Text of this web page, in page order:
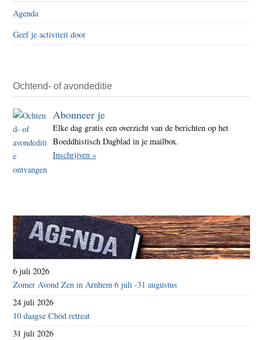
Agenda
Geef je activiteit door
Ochtend- of avondeditie
Abonneer je
Elke dag gratis een overzicht van de berichten op het
Boeddhistisch Dagblad in je mailbox.
Inschrijven »
6 juli 2026
Zomer Avond Zen in Arnhem 6 juli -31 augustus
24 juli 2026
10 daagse Chöd retreat
31 juli 2026